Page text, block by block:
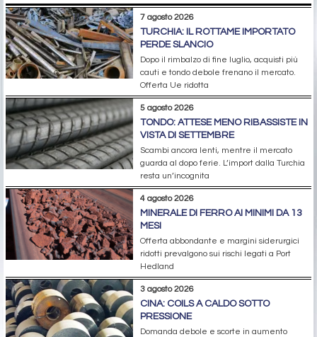
7 agosto 2026
TURCHIA: IL ROTTAME IMPORTATO
PERDE SLANCIO
Dopo il rimbalzo di fine luglio, acquisti più
cauti e tondo debole frenano il mercato.
Offerta Ue ridotta
5 agosto 2026
TONDO: ATTESE MENO RIBASSISTE IN
VISTA DI SETTEMBRE
Scambi ancora lenti, mentre il mercato
guarda al dopo ferie. L’import dalla Turchia
resta un’incognita
4 agosto 2026
MINERALE DI FERRO AI MINIMI DA 13
MESI
Offerta abbondante e margini siderurgici
ridotti prevalgono sui rischi legati a Port
Hedland
3 agosto 2026
CINA: COILS A CALDO SOTTO
PRESSIONE
Domanda debole e scorte in aumento